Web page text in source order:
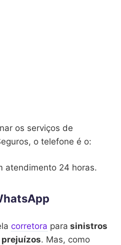
os serviços de
o telefone é o:
atendimento 24 horas.
corretora para sinistros
prejuízos. Mas, como